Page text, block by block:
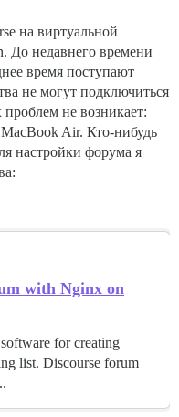
на виртуальной
До недавнего времени
время поступают
не могут подключиться
не возникает:
Air. Кто-нибудь
настройки форума я
with Nginx on
for creating
list. Discourse forum